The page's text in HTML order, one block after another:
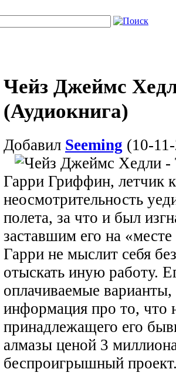
Чейз Джеймс
(Аудиокнига)
Добавил Seeming (10-
Гарри Гриффин, летчик
неосмотрительность
полета, за что и был
заставшим его на
Гарри не мыслит себя
отыскать иную работу.
оплачиваемые варианты,
информация про то, что
принадлежащего его
алмазы ценой 3
беспроигрышный